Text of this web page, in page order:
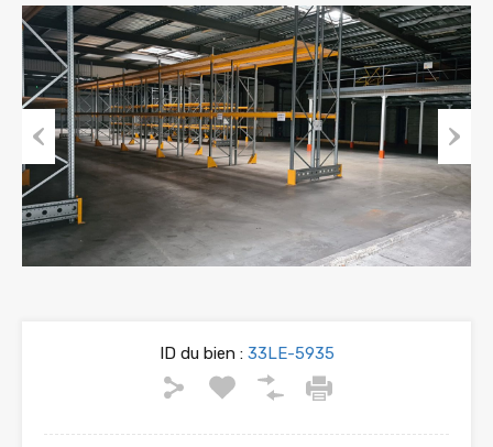
Previous Next
ID du bien :33LE-5935